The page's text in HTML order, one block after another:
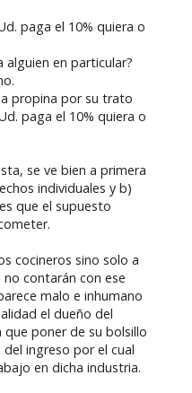
paga el 10% quiera o
alguien en particular?
propina por su trato
paga el 10% quiera o
se ve bien a primera
individuales y b)
que el supuesto
cocineros sino solo a
contarán con ese
malo e inhumano
el dueño del
poner de su bolsillo
ingreso por el cual
en dicha industria.